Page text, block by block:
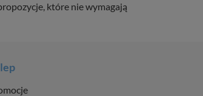
które nie wymagają